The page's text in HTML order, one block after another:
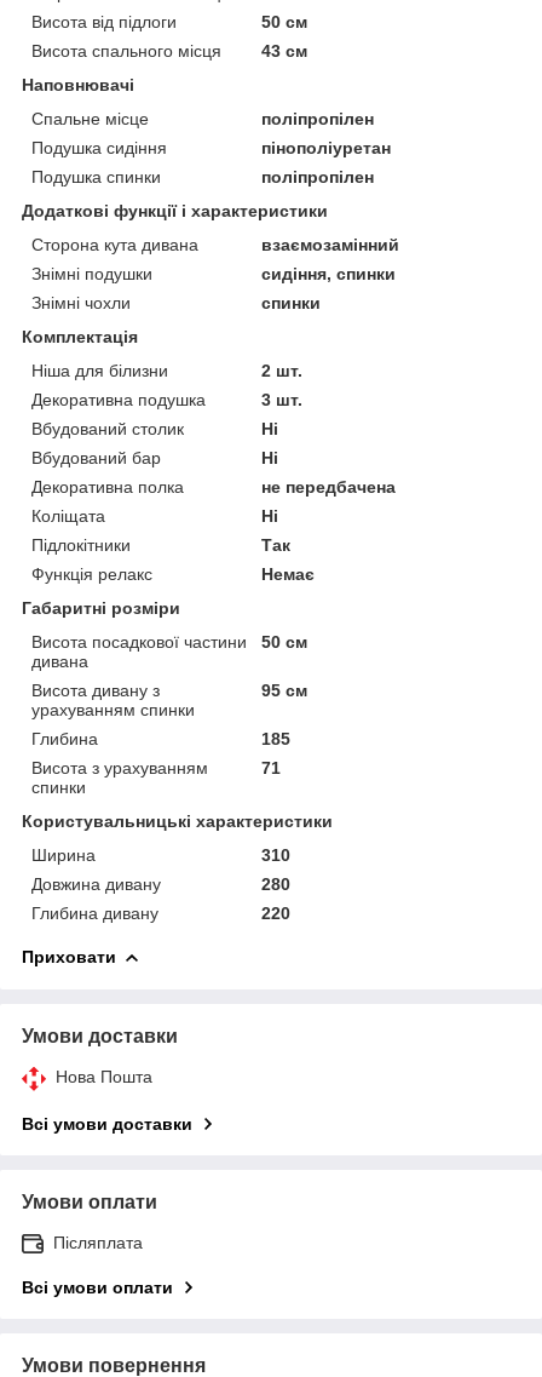
Висота від підлоги
50 см
Висота спального місця
43 см
Наповнювачі
Спальне місце
поліпропілен
Подушка сидіння
пінополіуретан
Подушка спинки
поліпропілен
Додаткові функції і характеристики
Сторона кута дивана
взаємозамінний
Знімні подушки
сидіння, спинки
Знімні чохли
спинки
Комплектація
Ніша для білизни
2 шт.
Декоративна подушка
3 шт.
Вбудований столик
Ні
Вбудований бар
Ні
Декоративна полка
не передбачена
Коліщата
Ні
Підлокітники
Так
Функція релакс
Немає
Габаритні розміри
Висота посадкової частини
дивана
50 см
Висота дивану з
урахуванням спинки
95 см
Глибина
185
Висота з урахуванням
спинки
71
Користувальницькі характеристики
Ширина
310
Довжина дивану
280
Глибина дивану
220
Приховати
Умови доставки
Нова Пошта
Всі умови доставки
Умови оплати
Післяплата
Всі умови оплати
Умови повернення